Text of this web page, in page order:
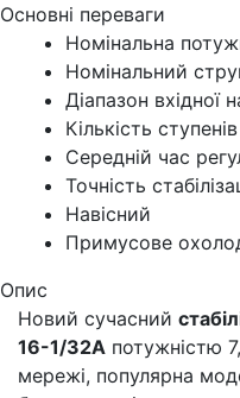
Основні переваги
Номінальна
Номінальний
Діапазон вхідної
Кількість
Середній час
Точність
Навісний
Примусове
Опис
Новий сучасний
16-1/32А потужністю
мережі, популярна